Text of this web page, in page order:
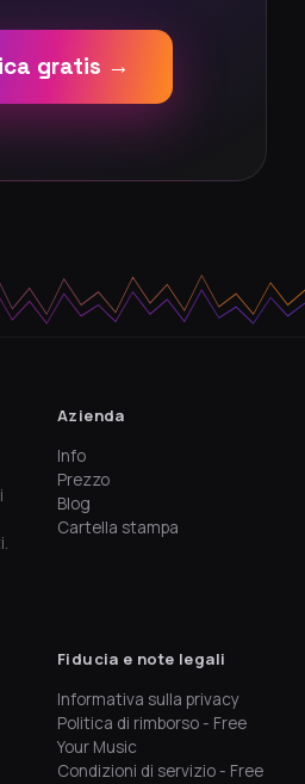
gratis →
Azienda
Info
Prezzo
Blog
Cartella stampa
Fiducia e note legali
Informativa sulla privacy
Politica di rimborso - Free
Your Music
Condizioni di servizio - Free